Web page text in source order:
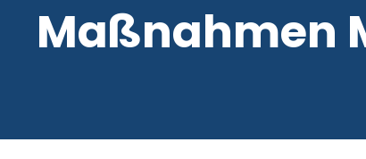
Maßnahmen